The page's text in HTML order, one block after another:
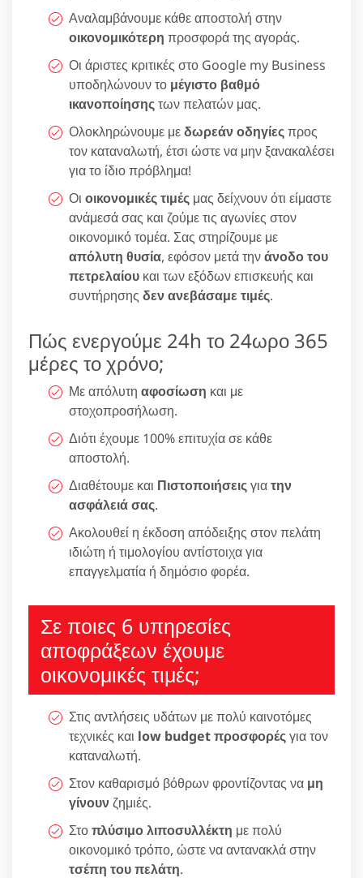
Αναλαμβάνουμε κάθε αποστολή στην
οικονομικότερη προσφορά της αγοράς.
Οι άριστες κριτικές στο Google my Business
υποδηλώνουν το μέγιστο βαθμό
ικανοποίησηςτων πελατών μας.
Ολοκληρώνουμε μεδωρεάν οδηγίεςπρος
τον καταναλωτή, έτσι ώστε να μην ξανακαλέσει
για το ίδιο πρόβλημα!
Οι οικονομικές τιμές μας δείχνουν ότι είμαστε
ανάμεσά σας και ζούμε τις αγωνίες στον
οικονομικό τομέα. Σας στηρίζουμε με
απόλυτη θυσία, εφόσον μετά τηνάνοδο του
πετρελαίου και των εξόδων επισκευής και
συντήρησης δεν ανεβάσαμε τιμές.
Πώς ενεργούμε 24h το 24ωρο 365
μέρες το χρόνο;
Με απόλυτη αφοσίωση και με
στοχοπροσήλωση.
Διότι έχουμε 100% επιτυχία σε κάθε
αποστολή.
Διαθέτουμε και Πιστοποιήσειςγιατην
ασφάλειά σας.
Ακολουθεί η έκδοση απόδειξης στον πελάτη
ιδιώτη ή τιμολογίου αντίστοιχα για
επαγγελματία ή δημόσιο φορέα.
Σε ποιες 6 υπηρεσίες
αποφράξεων έχουμε
οικονομικές τιμές;
Στις αντλήσεις υδάτων με πολύ καινοτόμες
τεχνικές και low budget προσφορέςγια τον
καταναλωτή.
Στον καθαρισμό βόθρων φροντίζοντας να μη
γίνουνζημιές.
Στοπλύσιμο λιποσυλλέκτη με πολύ
οικονομικό τρόπο, ώστε να αντανακλά στην
τσέπη του πελάτη.